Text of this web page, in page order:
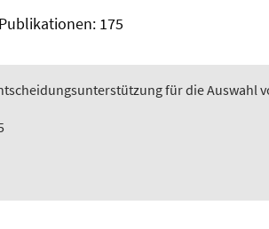
175
für die Auswahl